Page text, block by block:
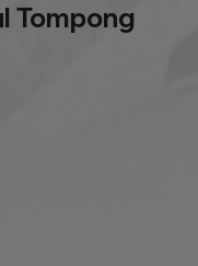
Tompong